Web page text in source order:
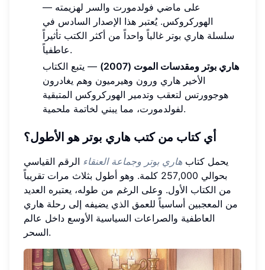
على ماضي فولدمورت والسر لهزيمته —
الهوركروكس. يُعتبر هذا الإصدار السادس في
سلسلة هاري بوتر غالباً واحداً من أكثر الكتب تأثيراً
عاطفياً.
هاري بوتر ومقدسات الموت (2007)
— يتبع الكتاب
الأخير هاري ورون وهيرميون وهم يغادرون
هوجوورتس لتعقب وتدمير الهوركروكس المتبقية
لفولدمورت، مما يبني لخاتمة ملحمية.
أي كتاب من كتب هاري بوتر هو الأطول؟
يحمل كتاب هاري بوتر وجماعة العنقاء الرقم القياسي
بحوالي 257,000 كلمة. وهو أطول بثلاث مرات تقريباً
من الكتاب الأول. وعلى الرغم من طوله، يعتبره العديد
من المعجبين أساسياً للعمق الذي يضيفه إلى رحلة هاري
العاطفية والصراعات السياسية الأوسع داخل عالم
السحر.